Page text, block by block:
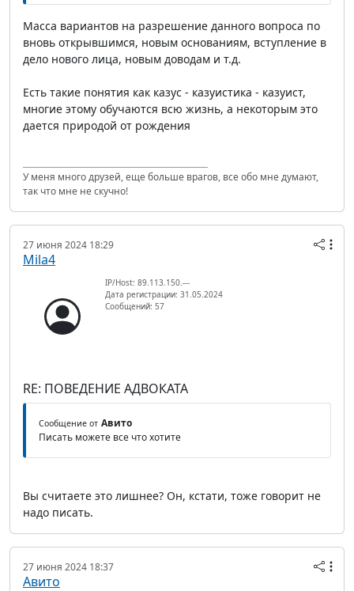
Масса вариантов на разрешение данного вопроса по
вновь открывшимся, новым основаниям, вступление в
дело нового лица, новым доводам и т.д.
Есть такие понятия как казус - казуистика - казуист,
многие этому обучаются всю жизнь, а некоторым это
дается природой от рождения
У меня много друзей, еще больше врагов, все обо мне думают,
так что мне не скучно!
27 июня 2024 18:29
Mila4
IP/Host: 89.113.150.---
Дата регистрации: 31.05.2024
Сообщений: 57
RE: ПОВЕДЕНИЕ АДВОКАТА
Сообщение от Авито
Писать можете все что хотите
Вы считаете это лишнее? Он, кстати, тоже говорит не
надо писать.
27 июня 2024 18:37
Авито